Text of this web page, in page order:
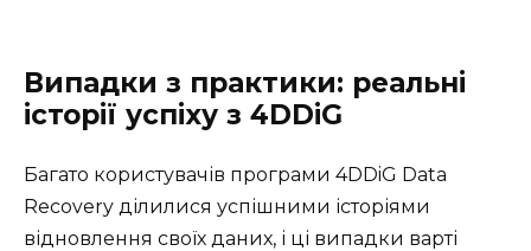
Випадки з практики: реальні
історії успіху з 4DDiG
Багато користувачів програми 4DDiG Data
Recovery ділилися успішними історіями
відновлення своїх даних, і ці випадки варті